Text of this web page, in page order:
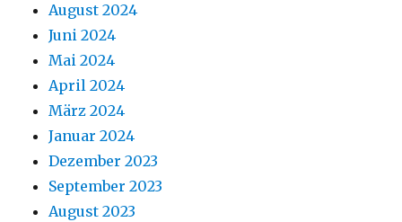
August 2024
Juni 2024
Mai 2024
April 2024
März 2024
Januar 2024
Dezember 2023
September 2023
August 2023